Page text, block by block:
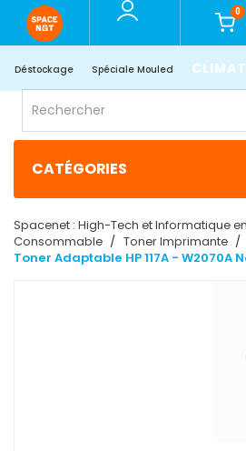
0
Déstockage Spéciale Mouled
CATÉGORIES
Spacenet : High-Tech et Informatique
Consommable
Toner Imprimante
Toner Adaptable HP 117A - W2070A